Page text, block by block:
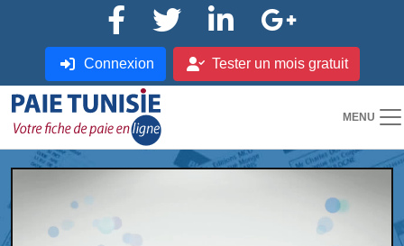
Connexion Tester un mois gratuit
MENU